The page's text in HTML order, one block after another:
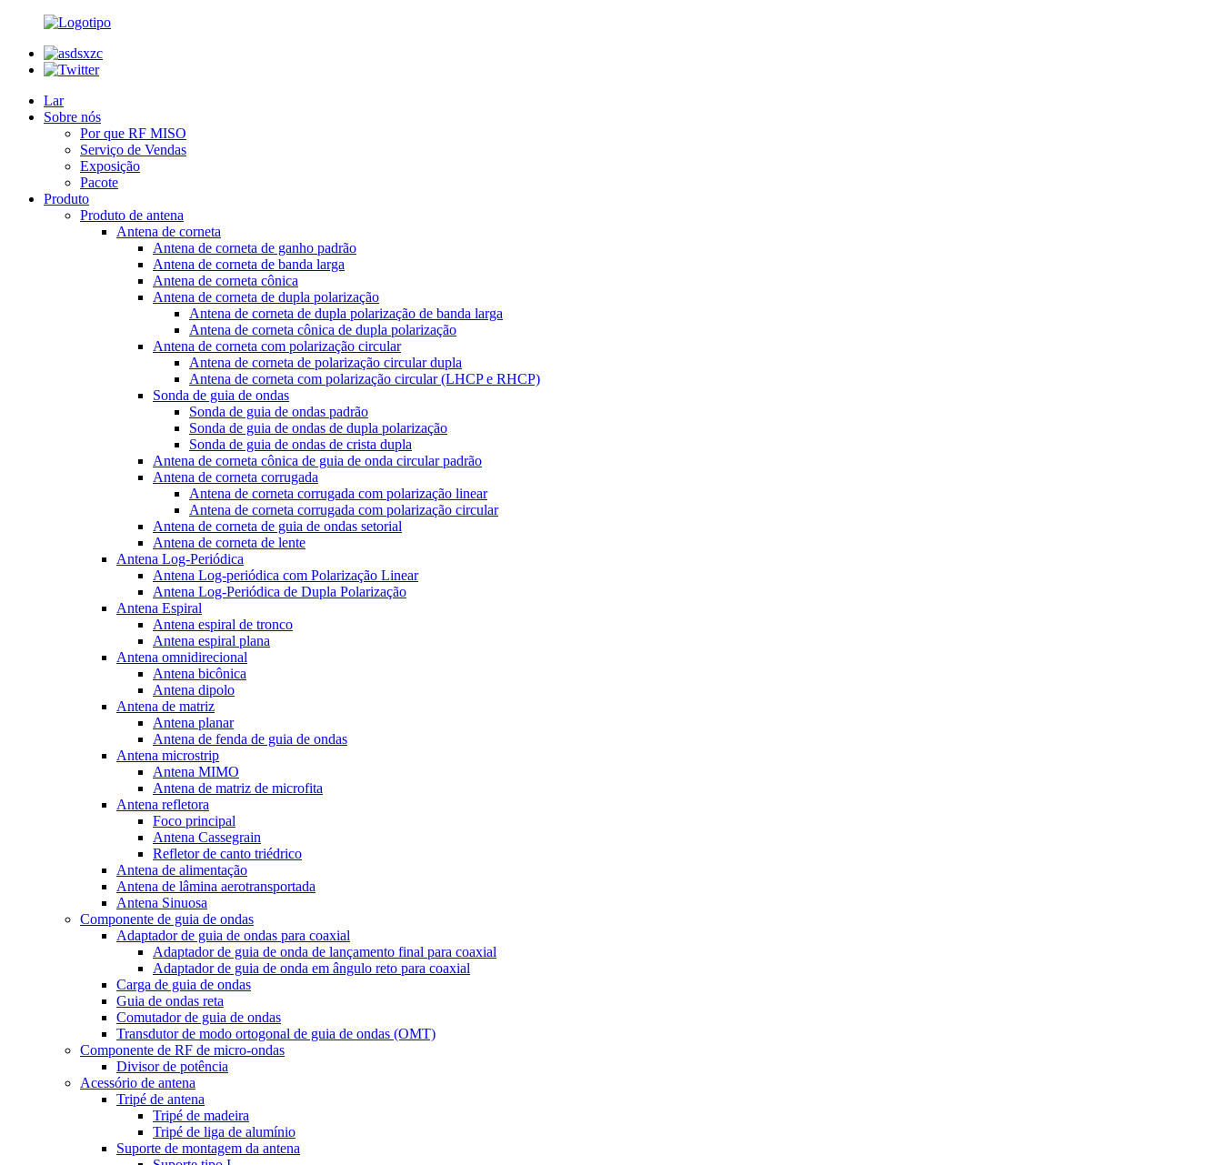
Lar
Sobre nós
Por que RF MISO
Serviço de Vendas
Exposição
Pacote
Produto
Produto de antena
Antena de corneta
Antena de corneta de ganho padrão
Antena de corneta de banda larga
Antena de corneta cônica
Antena de corneta de dupla polarização
Antena de corneta de dupla polarização de banda larga
Antena de corneta cônica de dupla polarização
Antena de corneta com polarização circular
Antena de corneta de polarização circular dupla
Antena de corneta com polarização circular (LHCP e RHCP)
Sonda de guia de ondas
Sonda de guia de ondas padrão
Sonda de guia de ondas de dupla polarização
Sonda de guia de ondas de crista dupla
Antena de corneta cônica de guia de onda circular padrão
Antena de corneta corrugada
Antena de corneta corrugada com polarização linear
Antena de corneta corrugada com polarização circular
Antena de corneta de guia de ondas setorial
Antena de corneta de lente
Antena Log-Periódica
Antena Log-periódica com Polarização Linear
Antena Log-Periódica de Dupla Polarização
Antena Espiral
Antena espiral de tronco
Antena espiral plana
Antena omnidirecional
Antena bicônica
Antena dipolo
Antena de matriz
Antena planar
Antena de fenda de guia de ondas
Antena microstrip
Antena MIMO
Antena de matriz de microfita
Antena refletora
Foco principal
Antena Cassegrain
Refletor de canto triédrico
Antena de alimentação
Antena de lâmina aerotransportada
Antena Sinuosa
Componente de guia de ondas
Adaptador de guia de ondas para coaxial
Adaptador de guia de onda de lançamento final para coaxial
Adaptador de guia de onda em ângulo reto para coaxial
Carga de guia de ondas
Guia de ondas reta
Comutador de guia de ondas
Transdutor de modo ortogonal de guia de ondas (OMT)
Componente de RF de micro-ondas
Divisor de potência
Acessório de antena
Tripé de antena
Tripé de madeira
Tripé de liga de alumínio
Suporte de montagem da antena